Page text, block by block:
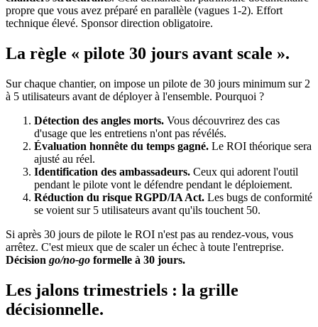
propre que vous avez préparé en parallèle (vagues 1-2). Effort
technique élevé. Sponsor direction obligatoire.
La règle « pilote 30 jours avant scale ».
Sur chaque chantier, on impose un pilote de 30 jours minimum sur 2
à 5 utilisateurs avant de déployer à l'ensemble. Pourquoi ?
Détection des angles morts. Vous découvrirez des cas
d'usage que les entretiens n'ont pas révélés.
Évaluation honnête du temps gagné. Le ROI théorique sera
ajusté au réel.
Identification des ambassadeurs. Ceux qui adorent l'outil
pendant le pilote vont le défendre pendant le déploiement.
Réduction du risque RGPD/IA Act. Les bugs de conformité
se voient sur 5 utilisateurs avant qu'ils touchent 50.
Si après 30 jours de pilote le ROI n'est pas au rendez-vous, vous
arrêtez. C'est mieux que de scaler un échec à toute l'entreprise.
Décision go/no-go formelle à 30 jours.
Les jalons trimestriels : la grille
décisionnelle.